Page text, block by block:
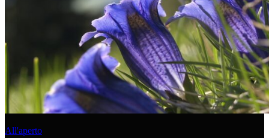
All'aperto